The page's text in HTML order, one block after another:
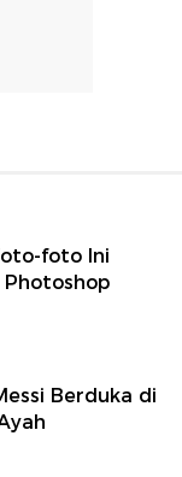
foto Ini
Berduka di